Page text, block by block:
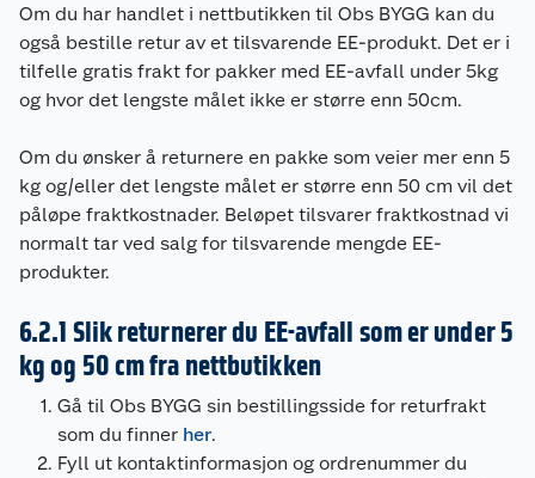
Om du har handlet i nettbutikken til Obs BYGG kan du
også bestille retur av et tilsvarende EE-produkt. Det er i
tilfelle gratis frakt for pakker med EE-avfall under 5kg
og hvor det lengste målet ikke er større enn 50cm.
Om du ønsker å returnere en pakke som veier mer enn 5
kg og/eller det lengste målet er større enn 50 cm vil det
påløpe fraktkostnader. Beløpet tilsvarer fraktkostnad vi
normalt tar ved salg for tilsvarende mengde EE-
produkter.
6.2.1 Slik returnerer du EE-avfall som er under 5
kg og 50 cm fra nettbutikken
Gå til Obs BYGG sin bestillingsside for returfrakt
som du finner her.
Fyll ut kontaktinformasjon og ordrenummer du